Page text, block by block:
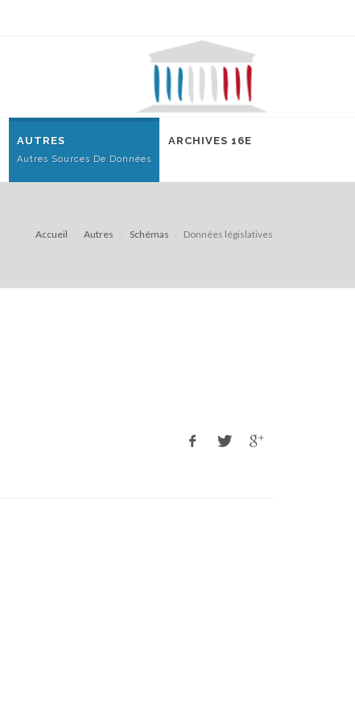
AUTRES
Autres Sources De Données
ARCHIVES 16E
Accueil Autres Schémas Données législatives